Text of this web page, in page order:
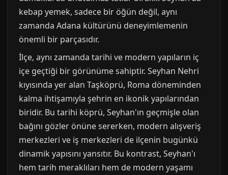
kebap yemek, sadece bir öğün değil, aynı
zamanda Adana kültürünü deneyimlemenin
önemli bir parçasıdır.
İlçe, aynı zamanda tarihi ve modern yapıların iç
içe geçtiği bir görünüme sahiptir. Seyhan Nehri
kıyısında yer alan Taşköprü, Roma döneminden
kalma ihtişamıyla şehrin en ikonik yapılarından
biridir. Bu tarihi köprü, Seyhan'ın geçmişle olan
bağını gözler önüne sererken, modern alışveriş
merkezleri ve iş merkezleri de ilçenin bugünkü
dinamik yapısını yansıtır. Bu kontrast, Seyhan'ı
hem tarih meraklıları hem de modern yaşamı